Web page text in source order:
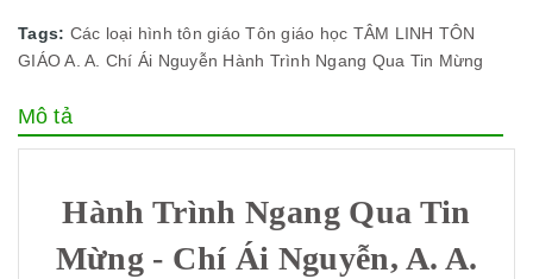
Tags: Các loại hình tôn giáo Tôn giáo học TÂM LINH TÔN
GIÁO A. A. Chí Ái Nguyễn Hành Trình Ngang Qua Tin Mừng
Mô tả
Hành Trình Ngang Qua Tin
Mừng - Chí Ái Nguyễn, A. A.